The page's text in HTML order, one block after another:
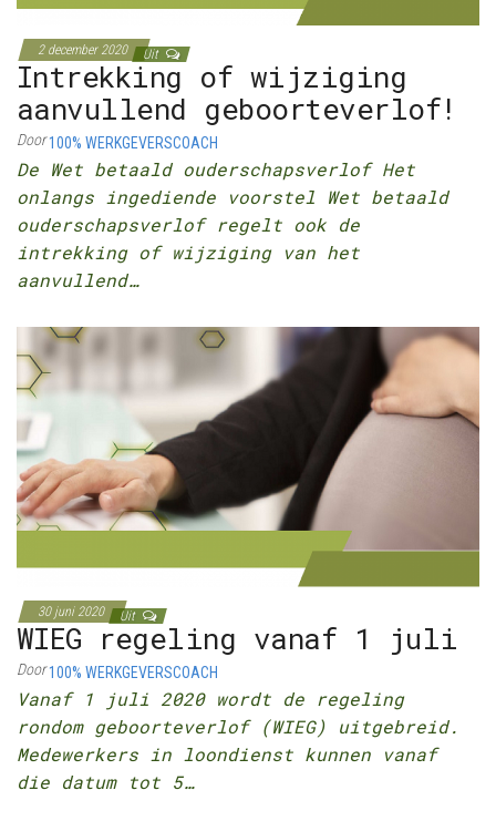
2 december 2020 Uit
Intrekking of wijziging
aanvullend geboorteverlof!
Door100% WERKGEVERSCOACH
De Wet betaald ouderschapsverlof Het
onlangs ingediende voorstel Wet betaald
ouderschapsverlof regelt ook de
intrekking of wijziging van het
aanvullend…
30 juni 2020 Uit
WIEG regeling vanaf 1 juli
Door100% WERKGEVERSCOACH
Vanaf 1 juli 2020 wordt de regeling
rondom geboorteverlof (WIEG) uitgebreid.
Medewerkers in loondienst kunnen vanaf
die datum tot 5…